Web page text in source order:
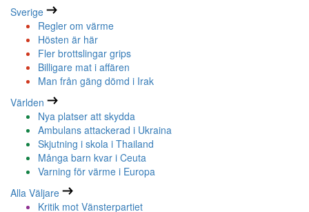
Sverige
Regler om värme
Hösten är här
Fler brottslingar grips
Billigare mat i affären
Man från gäng dömd i Irak
Världen
Nya platser att skydda
Ambulans attackerad i Ukraina
Skjutning i skola i Thailand
Många barn kvar i Ceuta
Varning för värme i Europa
Alla Väljare
Kritik mot Vänsterpartiet